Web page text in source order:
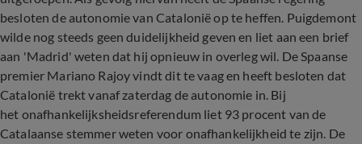
besloten de autonomie van Catalonië op te heffen. Puigdemont
wilde nog steeds geen duidelijkheid geven en liet aan een brief
aan 'Madrid' weten dat hij opnieuw in overleg wil. De Spaanse
premier Mariano Rajoy vindt dit te vaag en heeft besloten dat
Catalonië trekt vanaf zaterdag de autonomie in. Bij
het onafhankelijksheidsreferendum liet 93 procent van de
Catalaanse stemmer weten voor onafhankelijkheid te zijn. De